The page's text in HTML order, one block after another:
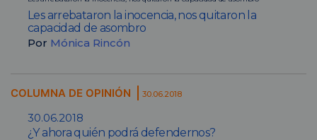
Les arrebataron la inocencia, nos quitaron la
capacidad de asombro
Por Mónica Rincón
COLUMNA DE OPINIÓN 30.06.2018
30.06.2018
¿Y ahora quién podrá defendernos?